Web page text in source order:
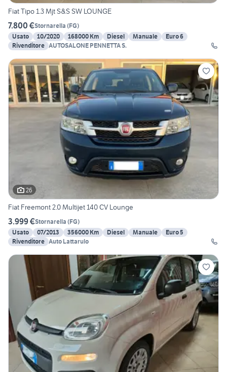
Fiat Tipo 1.3 Mjt S&S SW LOUNGE
7.800 €Stornarella (FG)
Usato
10/2020 168000 Km Diesel Manuale
Euro 6
Rivenditore AUTOSALONE PENNETTA S.
26
Fiat Freemont 2.0 Multijet 140 CV Lounge
3.999 €Stornarella (FG)
Usato
07/2013 356000 Km Diesel Manuale
Euro 5
Rivenditore Auto Lattarulo